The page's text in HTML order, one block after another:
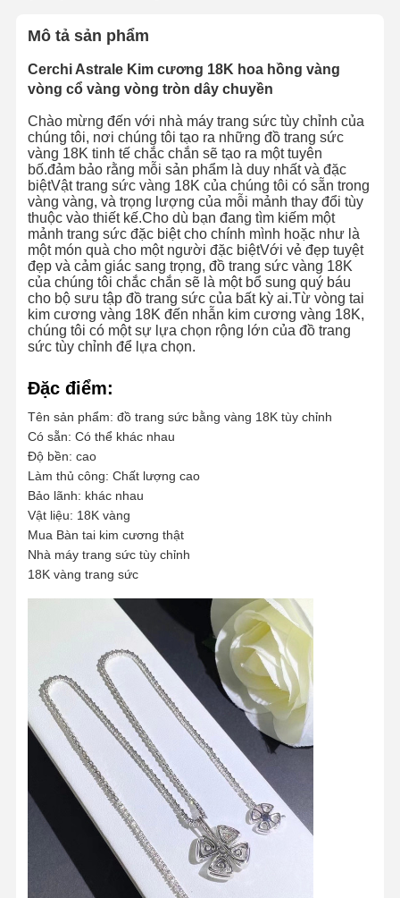
Sản Phẩm Video
Mô tả sản phẩm
Cerchi Astrale Kim cương 18K hoa hồng vàng
vòng cổ vàng vòng tròn dây chuyền
Chào mừng đến với nhà máy trang sức tùy chỉnh của
chúng tôi, nơi chúng tôi tạo ra những đồ trang sức
vàng 18K tinh tế chắc chắn sẽ tạo ra một tuyên
bố.đảm bảo rằng mỗi sản phẩm là duy nhất và đặc
biệtVật trang sức vàng 18K của chúng tôi có sẵn trong
vàng vàng, và trọng lượng của mỗi mảnh thay đổi tùy
thuộc vào thiết kế.Cho dù bạn đang tìm kiếm một
mảnh trang sức đặc biệt cho chính mình hoặc như là
một món quà cho một người đặc biệtVới vẻ đẹp tuyệt
đẹp và cảm giác sang trọng, đồ trang sức vàng 18K
của chúng tôi chắc chắn sẽ là một bổ sung quý báu
cho bộ sưu tập đồ trang sức của bất kỳ ai.Từ vòng tai
kim cương vàng 18K đến nhẫn kim cương vàng 18K,
chúng tôi có một sự lựa chọn rộng lớn của đồ trang
sức tùy chỉnh để lựa chọn.
Đặc điểm:
Tên sản phẩm: đồ trang sức bằng vàng 18K tùy chỉnh
Có sẵn: Có thể khác nhau
Độ bền: cao
Làm thủ công: Chất lượng cao
Bảo lãnh: khác nhau
Vật liệu: 18K vàng
Mua Bàn tai kim cương thật
Nhà máy trang sức tùy chỉnh
18K vàng trang sức